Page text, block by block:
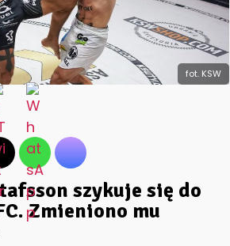
fot. KSW
szykuje się do
Zmieniono mu